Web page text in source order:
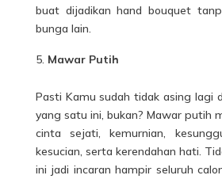
buat dijadikan hand bouquet
bunga lain.
Mawar Putih
Pasti Kamu sudah tidak asing lagi
yang satu ini, bukan? Mawar putih
cinta sejati, kemurnian,
kesucian, serta kerendahan hati.
ini jadi incaran hampir seluruh